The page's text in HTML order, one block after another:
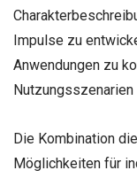
Impulse zu
Anwendungen zu
Die Kombination
Möglichkeiten für